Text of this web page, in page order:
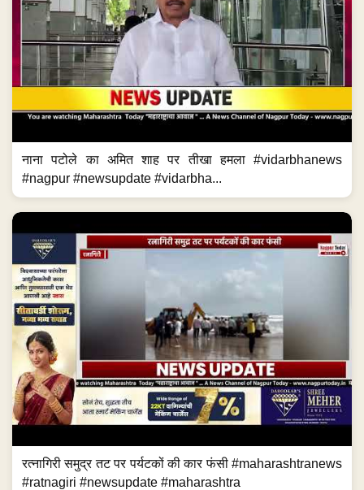
नाना पटोले का अमित शाह पर तीखा हमला #vidarbhanews
#nagpur #newsupdate #vidarbha...
रत्नागिरी समुद्र तट पर पर्यटकों की कार फंसी #maharashtranews
#ratnagiri #newsupdate #maharashtra